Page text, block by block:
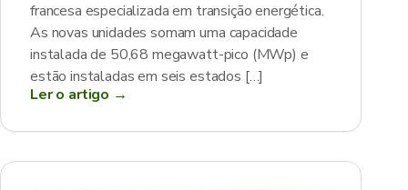
francesa especializada em transição energética.
As novas unidades somam uma capacidade
instalada de 50,68 megawatt-pico (MWp) e
estão instaladas em seis estados […]
Ler o artigo →